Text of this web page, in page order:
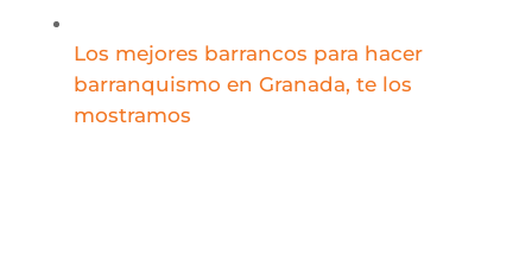
Los mejores barrancos para hacer
barranquismo en Granada, te los
mostramos